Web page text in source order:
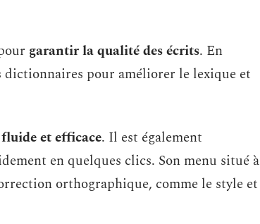
garantir la qualité des écrits. En
pour améliorer le lexique et
et efficace. Il est également
en quelques clics. Son menu situé à
orthographique, comme le style et